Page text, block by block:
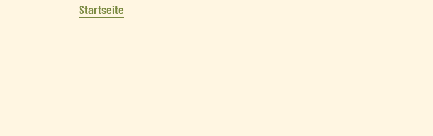
Startseite